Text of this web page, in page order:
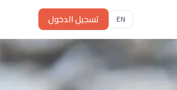
EN تسجيل الدخول